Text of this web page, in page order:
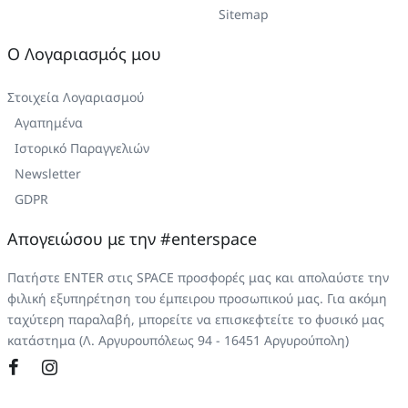
Sitemap
Ο Λογαριασμός μου
Στοιχεία Λογαριασμού
Αγαπημένα
Ιστορικό Παραγγελιών
Newsletter
GDPR
Απογειώσου με την #enterspace
Πατήστε ENTER στις SPACE προσφορές μας και απολαύστε την
φιλική εξυπηρέτηση του έμπειρου προσωπικού μας. Για ακόμη
ταχύτερη παραλαβή, μπορείτε να επισκεφτείτε το φυσικό μας
κατάστημα (Λ. Αργυρουπόλεως 94 - 16451 Αργυρούπολη)